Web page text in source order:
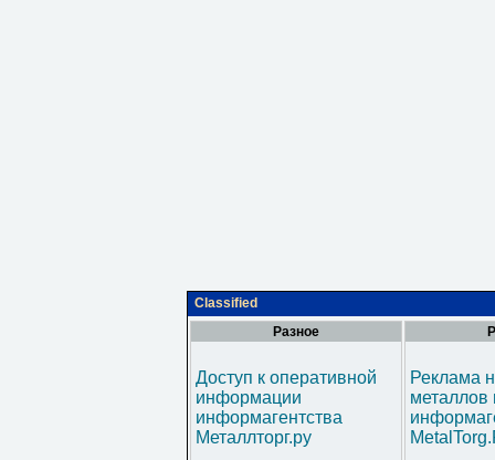
Classified
Разное
Доступ к оперативной
информации
информагентства
Металлторг.ру
Реклама
металлов